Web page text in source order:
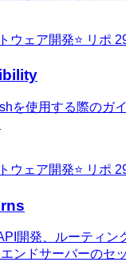
ウェア開発⭐ リポ
を使用する際のガ
ウェア開発⭐ リポ
開発、ルーティ
ンドサーバーのセ